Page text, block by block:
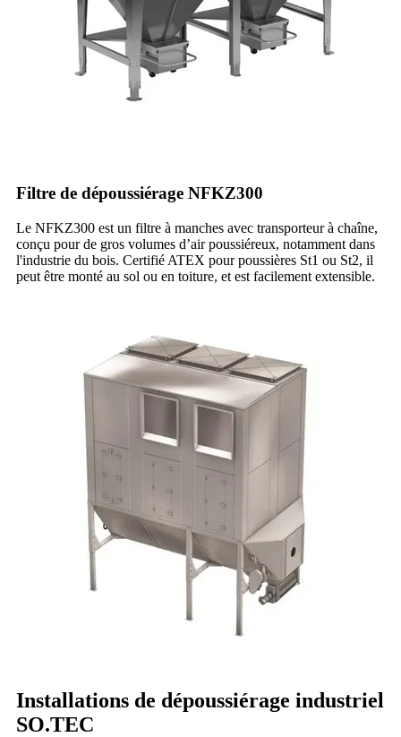
Filtre de dépoussiérage NFKZ300
Le NFKZ300 est un filtre à manches avec transporteur à chaîne,
conçu pour de gros volumes d’air poussiéreux, notamment dans
l'industrie du bois. Certifié ATEX pour poussières St1 ou St2, il
peut être monté au sol ou en toiture, et est facilement extensible.
Installations de dépoussiérage industriel
SO.TEC